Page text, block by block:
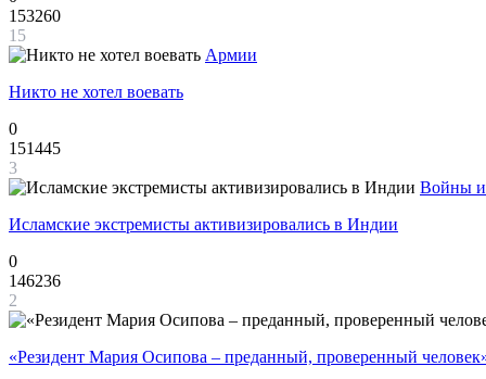
153260
15
Армии
Никто не хотел воевать
0
151445
3
Войны
Исламские экстремисты активизировались в Индии
0
146236
2
«Резидент Мария Осипова – преданный, проверенный